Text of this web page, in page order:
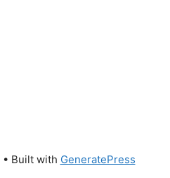
• Built with GeneratePress